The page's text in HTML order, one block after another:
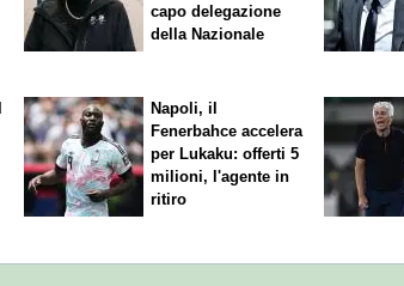
capo delegazione
della Nazionale
Napoli, il
Fenerbahce accelera
per Lukaku: offerti 5
milioni, l'agente in
ritiro